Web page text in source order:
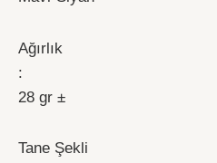
Ağırlık
:
28 gr ±
Tane Şekli